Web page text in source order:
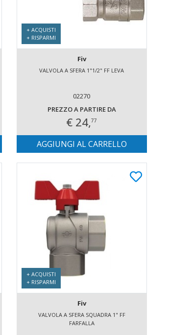
+ ACQUISTI
+ RISPARMI
Fiv
VALVOLA A SFERA 1"1/2" FF LEVA
02270
PREZZO A PARTIRE DA
€ 24,77
AGGIUNGI AL CARRELLO
+ ACQUISTI
+ RISPARMI
Fiv
VALVOLA A SFERA SQUADRA 1" FF
FARFALLA